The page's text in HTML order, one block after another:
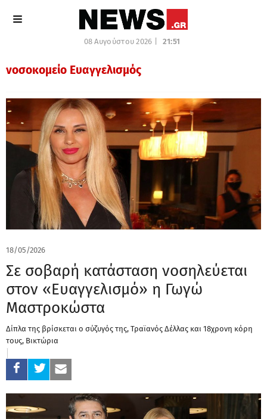
08 Αυγούστου 2026 | 21:51
νοσοκομείο Ευαγγελισμός
18/05/2026
Σε σοβαρή κατάσταση νοσηλεύεται
στον «Ευαγγελισμό» η Γωγώ
Μαστροκώστα
Δίπλα της βρίσκεται ο σύζυγός της, Τραϊανός Δέλλας και 18χρονη κόρη
τους, Βικτώρια